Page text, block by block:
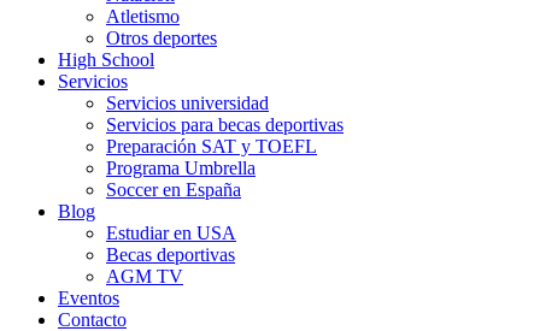
Atletismo
Otros deportes
High School
Servicios
Servicios universidad
Servicios para becas deportivas
Preparación SAT y TOEFL
Programa Umbrella
Soccer en España
Blog
Estudiar en USA
Becas deportivas
AGM TV
Eventos
Contacto